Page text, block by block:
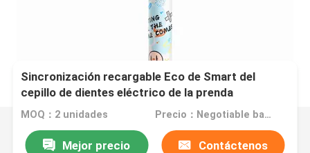
Sincronización recargable Eco de Smart del
cepillo de dientes eléctrico de la prenda
impermeable amistoso por adolescencias
MOQ：2 unidades Precio：Negotiable based on order lot quantity
Mejor precio Contáctenos